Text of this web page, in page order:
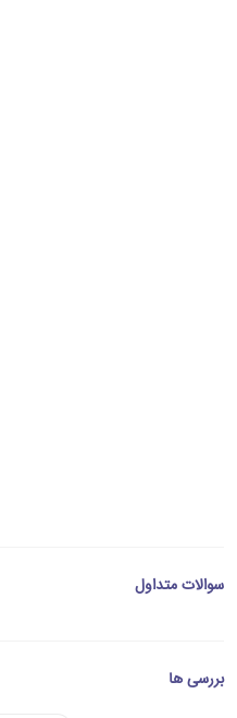
سوالات متداول
بررسی ها